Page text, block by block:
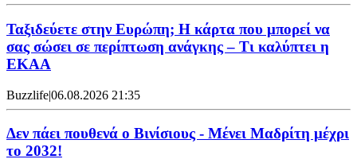
Ταξιδεύετε στην Ευρώπη; Η κάρτα που μπορεί να
σας σώσει σε περίπτωση ανάγκης – Τι καλύπτει η
ΕΚΑΑ
Buzzlife|06.08.2026 21:35
Δεν πάει πουθενά ο Βινίσιους - Μένει Μαδρίτη μέχρι
το 2032!